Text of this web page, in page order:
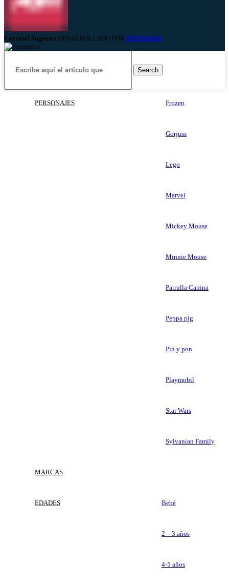
Carrusel Juguetes DESARROLLADO POR PIXERAMA
Search
PERSONAJES Frozen
Gorjuss
Lego
Marvel
Mickey Mouse
Minnie Mouse
Patrulla Canina
Peppa pig
Pin y pon
Playmobil
Star Wars
Sylvanian Family
MARCAS
EDADES Bebé
2 – 3 años
4-5 años